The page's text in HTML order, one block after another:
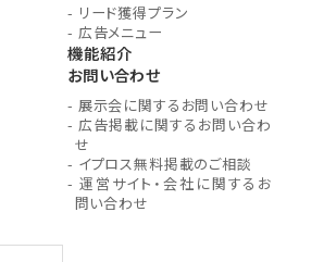
- リード獲得プラン
- 広告メニュー
機能紹介
お問い合わせ
- 展示会に関するお問い合わせ
- 広告掲載に関するお問い合わ
せ
- イプロス無料掲載のご相談
- 運営サイト・会社に関するお
問い合わせ